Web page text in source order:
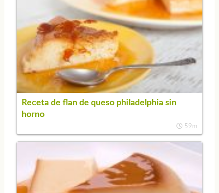
Receta de flan de queso philadelphia sin
horno
59m